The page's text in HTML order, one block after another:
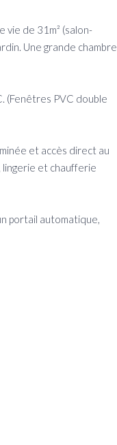
vie de 31m² (salon-
Une grande chambre
(Fenêtres PVC double
et accès direct au
lingerie et chaufferie
portail automatique,